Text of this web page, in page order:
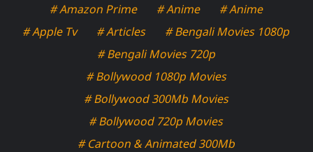
# Amazon Prime
# Anime
# Anime
# Apple Tv
# Articles
# Bengali Movies 1080p
# Bengali Movies 720p
# Bollywood 1080p Movies
# Bollywood 300Mb Movies
# Bollywood 720p Movies
# Cartoon & Animated 300Mb